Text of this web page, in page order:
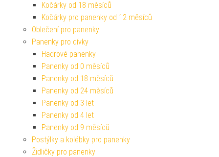
Kočárky od 18 měsíců
Kočárky pro panenky od 12 měsíců
Oblečení pro panenky
Panenky pro dívky
Hadrové panenky
Panenky od 0 měsíců
Panenky od 18 měsíců
Panenky od 24 měsíců
Panenky od 3 let
Panenky od 4 let
Panenky od 9 měsíců
Postýlky a kolébky pro panenky
Židličky pro panenky